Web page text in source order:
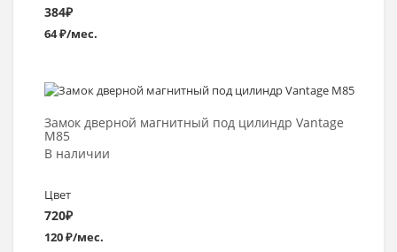
384₽
64 ₽/мес.
Замок дверной магнитный под цилиндр Vantage
М85
В наличии
Цвет
720₽
120 ₽/мес.
Выбрать >